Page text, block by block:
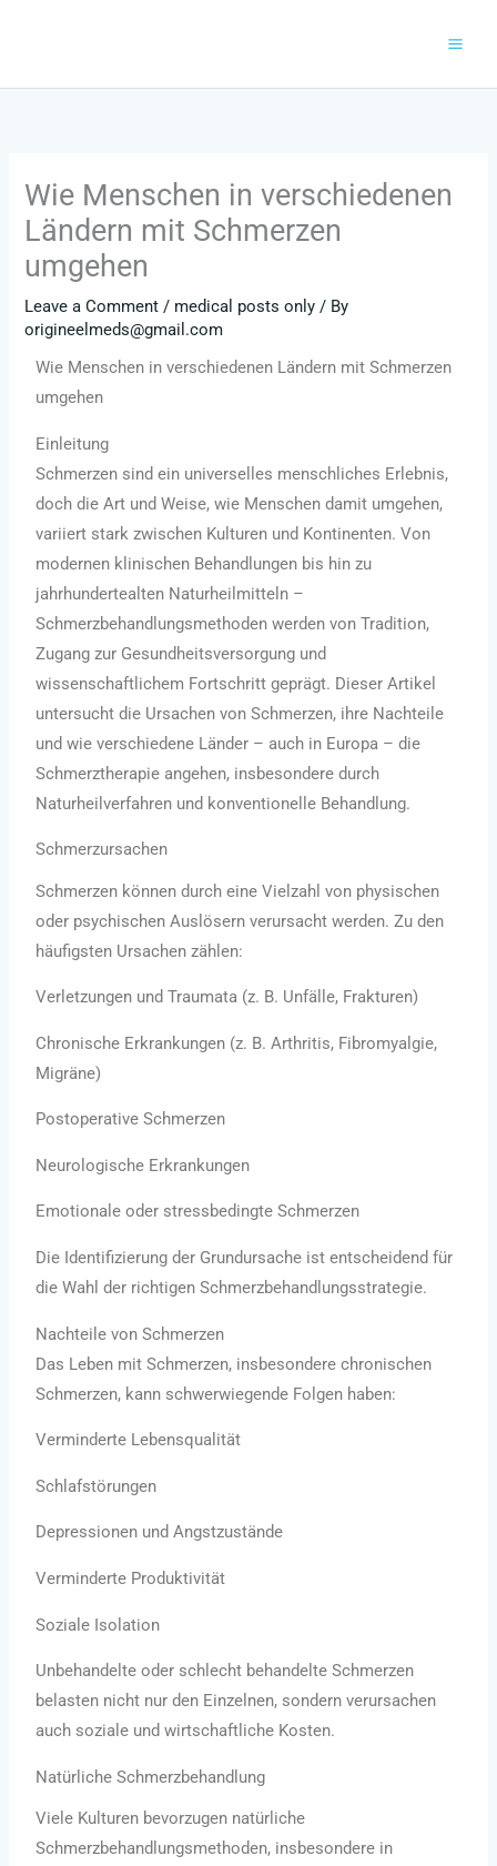
Wie Menschen in verschiedenen
Ländern mit Schmerzen
umgehen
Leave a Comment / medical posts only / By
origineelmeds@gmail.com
Wie Menschen in verschiedenen Ländern mit Schmerzen
umgehen
Einleitung
Schmerzen sind ein universelles menschliches Erlebnis,
doch die Art und Weise, wie Menschen damit umgehen,
variiert stark zwischen Kulturen und Kontinenten. Von
modernen klinischen Behandlungen bis hin zu
jahrhundertealten Naturheilmitteln –
Schmerzbehandlungsmethoden werden von Tradition,
Zugang zur Gesundheitsversorgung und
wissenschaftlichem Fortschritt geprägt. Dieser Artikel
untersucht die Ursachen von Schmerzen, ihre Nachteile
und wie verschiedene Länder – auch in Europa – die
Schmerztherapie angehen, insbesondere durch
Naturheilverfahren und konventionelle Behandlung.
Schmerzursachen
Schmerzen können durch eine Vielzahl von physischen
oder psychischen Auslösern verursacht werden. Zu den
häufigsten Ursachen zählen:
Verletzungen und Traumata (z. B. Unfälle, Frakturen)
Chronische Erkrankungen (z. B. Arthritis, Fibromyalgie,
Migräne)
Postoperative Schmerzen
Neurologische Erkrankungen
Emotionale oder stressbedingte Schmerzen
Die Identifizierung der Grundursache ist entscheidend für
die Wahl der richtigen Schmerzbehandlungsstrategie.
Nachteile von Schmerzen
Das Leben mit Schmerzen, insbesondere chronischen
Schmerzen, kann schwerwiegende Folgen haben:
Verminderte Lebensqualität
Schlafstörungen
Depressionen und Angstzustände
Verminderte Produktivität
Soziale Isolation
Unbehandelte oder schlecht behandelte Schmerzen
belasten nicht nur den Einzelnen, sondern verursachen
auch soziale und wirtschaftliche Kosten.
Natürliche Schmerzbehandlung
Viele Kulturen bevorzugen natürliche
Schmerzbehandlungsmethoden, insbesondere in